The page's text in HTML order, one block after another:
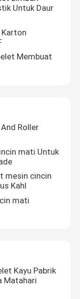
Untuk Daur
Membuat
Roller
mati Untuk
mesin cincin
Kahl
mati
Kayu Pabrik
Matahari